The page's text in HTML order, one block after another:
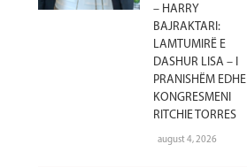
– HARRY
BAJRAKTARI:
LAMTUMIRË E
DASHUR LISA – I
PRANISHËM EDHE
KONGRESMENI
RITCHIE TORRES
august 4, 2026